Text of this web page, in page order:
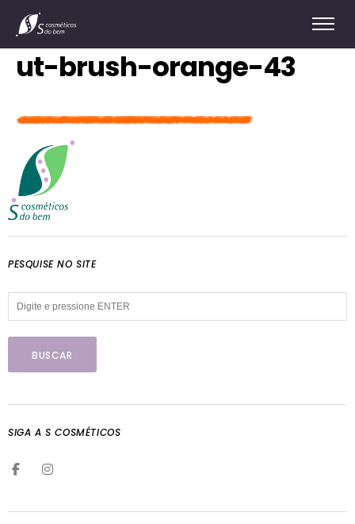
ut-brush-orange-43
PESQUISE NO SITE
SIGA A S COSMÉTICOS